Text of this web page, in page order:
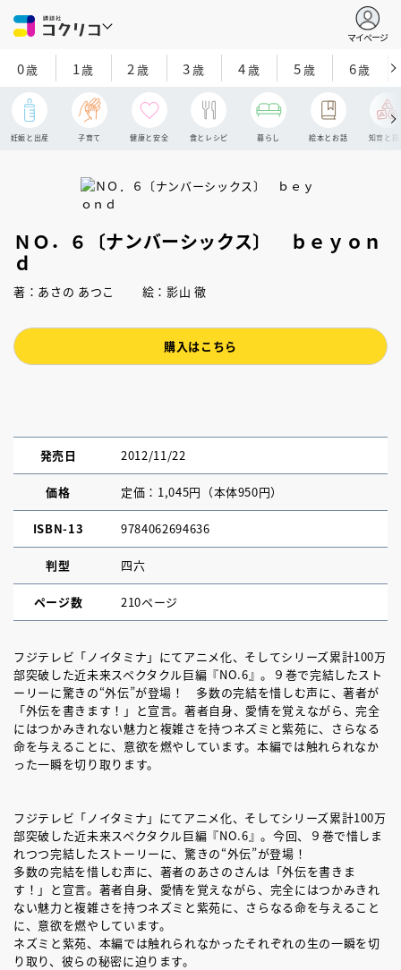
マイページ
0歳 1歳 2 歳 3歳 4歳 5歳 6歳
妊娠と出産 子育て 健康と安全 食とレシピ 暮らし 絵本とお話 知育と探
ＮＯ．６〔ナンバーシックス〕 ｂｅｙｏｎ
ｄ
著：あさの あつこ 絵：影山 徹
購入はこちら
発売日 2012/11/22
価格 定価：1,045円（本体950円）
ISBN-13 9784062694636
判型 四六
ページ数 210ページ
フジテレビ「ノイタミナ」にてアニメ化、そしてシリーズ累計100万
部突破した近未来スペクタクル巨編『NO.6』。９巻で完結したスト
ーリーに驚きの“外伝”が登場！ 多数の完結を惜しむ声に、著者が
「外伝を書きます！」と宣言。著者自身、愛情を覚えながら、完全
にはつかみきれない魅力と複雑さを持つネズミと紫苑に、さらなる
命を与えることに、意欲を燃やしています。本編では触れられなか
った一瞬を切り取ります。
フジテレビ「ノイタミナ」にてアニメ化、そしてシリーズ累計100万
部突破した近未来スペクタクル巨編『NO.6』。今回、９巻で惜しま
れつつ完結したストーリーに、驚きの“外伝”が登場！
多数の完結を惜しむ声に、著者のあさのさんは「外伝を書きま
す！」と宣言。著者自身、愛情を覚えながら、完全にはつかみきれ
ない魅力と複雑さを持つネズミと紫苑に、さらなる命を与えること
に、意欲を燃やしています。
ネズミと紫苑、本編では触れられなかったそれぞれの生の一瞬を切
り取り、彼らの秘密に迫ります。